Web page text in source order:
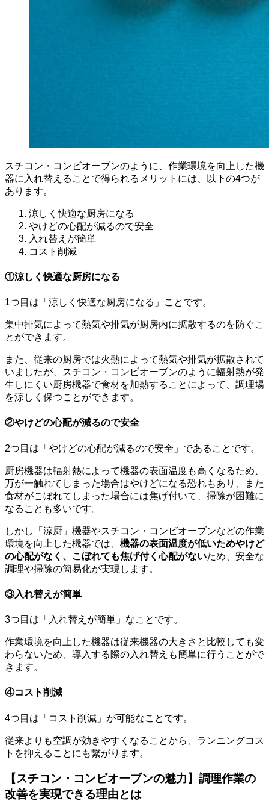
スチコン・コンビオーブンのように、作業環境を向上した機
器に入れ替えることで得られるメリットには、以下の4つが
あります。
涼しく快適な厨房になる
やけどの心配が減るので安全
入れ替えが簡単
コスト削減
①涼しく快適な厨房になる
1つ目は「涼しく快適な厨房になる」ことです。
集中排気によって熱気や排気が厨房内に拡散するのを防ぐこ
とができます。
また、従来の厨房では火熱によって熱気や排気が拡散されて
いましたが、スチコン・コンビオーブンのように輻射熱が発
生しにくい厨房機器で食材を加熱することによって、調理場
を涼しく保つことができます。
②やけどの心配が減るので安全
2つ目は「やけどの心配が減るので安全」であることです。
厨房機器は輻射熱によって機器の表面温度も高くなるため、
万が一触れてしまった場合はやけどになる恐れもあり、また
食材がこぼれてしまった場合には焦げ付いて、掃除が困難に
なることも多いです。
しかし「涼厨」機器やスチコン・コンビオーブンなどの作業
環境を向上した機器では、 機器の表面温度が低いためやけど
の心配がなく、こぼれても焦げ付く心配がないため、安全な
調理や掃除の簡易化が実現します。
③入れ替えが簡単
3つ目は「入れ替えが簡単」なことです。
作業環境を向上した機器は従来機器の大きさと比較しても変
わらないため、導入する際の入れ替えも簡単に行うことがで
きます。
④コスト削減
4つ目は「コスト削減」が可能なことです。
従来よりも空調が効きやすくなることから、ランニングコス
トを抑えることにも繋がります。
【スチコン・コンビオーブンの魅力】調理作業の
改善を実現できる理由とは